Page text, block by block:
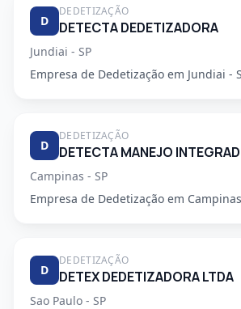
D
DEDETIZAÇÃO
DETECTA DEDETIZADORA
Jundiai - SP
Empresa de Dedetização em Jundiai -
D
DEDETIZAÇÃO
Campinas - SP
Empresa de Dedetização em Campinas
D
DEDETIZAÇÃO
DETEX DEDETIZADORA LTDA
Sao Paulo - SP